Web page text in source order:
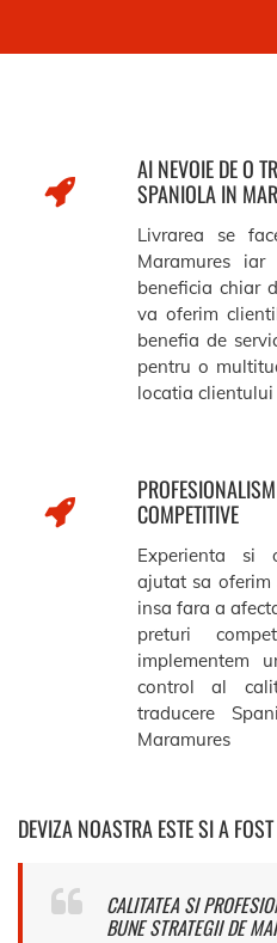
AI NEVOIE DE O
SPANIOLA IN
Livrarea se
Maramures
beneficia chiar
va oferim
benefia de
pentru o
locatia
COMPETITIVE
Experienta si
ajutat sa oferim
insa fara a
preturi
implementem
control al
traducere
Maramures
DEVIZA NOASTRA ESTE SI A
CALITATEA SI
BUNE STRATEGII DE